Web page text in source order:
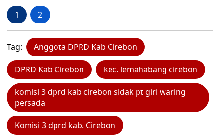
1 2
Tag: Anggota DPRD Kab Cirebon
DPRD Kab Cirebon kec. lemahabang cirebon
komisi 3 dprd kab cirebon sidak pt giri waring
persada
Komisi 3 dprd kab. Cirebon